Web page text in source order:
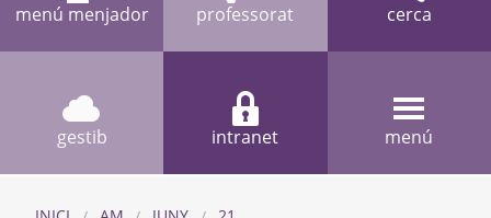
menú menjador professorat cerca
gestib intranet menú